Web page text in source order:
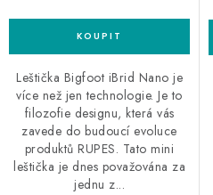
Leštička Bigfoot iBrid Nano je
více než jen technologie. Je to
filozofie designu, která vás
zavede do budoucí evoluce
produktů RUPES. Tato mini
leštička je dnes považována za
jednu z...